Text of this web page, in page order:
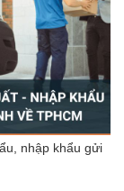
nhập khẩu gửi